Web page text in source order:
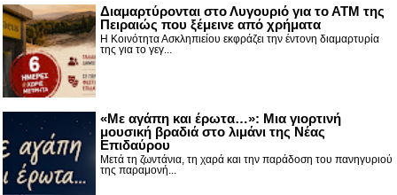
Διαμαρτύρονται στο Λυγουριό για το ΑΤΜ της
Πειραιώς που ξέμεινε από χρήματα
Η Κοινότητα Ασκληπιείου εκφράζει την έντονη διαμαρτυρία
της για το γεγ...
«Με αγάπη και έρωτα…»: Μια γιορτινή
μουσική βραδιά στο λιμάνι της Νέας
Επιδαύρου
Μετά τη ζωντάνια, τη χαρά και την παράδοση του πανηγυριού
της παραμονή...